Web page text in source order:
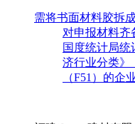
需将书面材料胶拆
对申报材料齐
国度统计局
济行业分类》
（F51）的企